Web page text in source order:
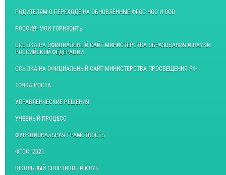
РОДИТЕЛЯМ О ПЕРЕХОДЕ НА ОБНОВЛЁННЫЕ ФГОС НОО И ООО
РОССИЯ- МОИ ГОРИЗОНТЫ
ССЫЛКА НА ОФИЦИАЛЬНЫЙ САЙТ МИНИСТЕРСТВА ОБРАЗОВАНИЯ И НАУКИ
РОССИЙСКОЙ ФЕДЕРАЦИИ
ССЫЛКА НА ОФИЦИАЛЬНЫЙ САЙТ МИНИСТЕРСТВА ПРОСВЕЩЕНИЯ РФ
ТОЧКА РОСТА
УПРАВЛЕНЧЕСКИЕ РЕШЕНИЯ
УЧЕБНЫЙ ПРОЦЕСС
ФУНКЦИОНАЛЬНАЯ ГРАМОТНОСТЬ
ФГОС -2021
ШКОЛЬНЫЙ СПОРТИВНЫЙ КЛУБ